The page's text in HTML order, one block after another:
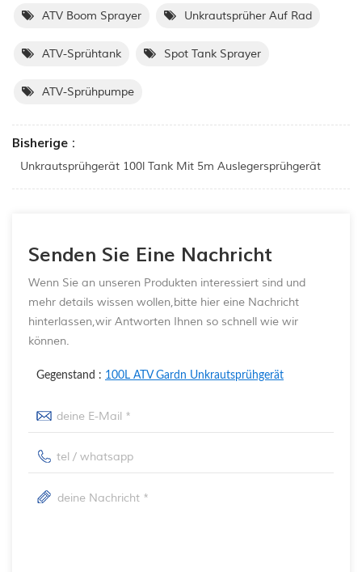
ATV Boom Sprayer Unkrautsprüher Auf Rad
ATV-Sprühtank Spot Tank Sprayer
ATV-Sprühpumpe
Bisherige :
Unkrautsprühgerät 100l Tank Mit 5m Auslegersprühgerät
Senden Sie Eine Nachricht
Wenn Sie an unseren Produkten interessiert sind und
mehr details wissen wollen,bitte hier eine Nachricht
hinterlassen,wir Antworten Ihnen so schnell wie wir
können.
Gegenstand : 100L ATV Gardn Unkrautsprühgerät